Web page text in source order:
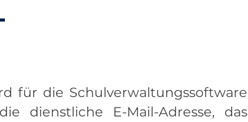
für die Schulverwaltungssoftware
dienstliche E-Mail-Adresse, das